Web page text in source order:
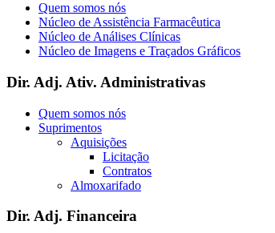
Quem somos nós
Núcleo de Assistência Farmacêutica
Núcleo de Análises Clínicas
Núcleo de Imagens e Traçados Gráficos
Dir. Adj. Ativ. Administrativas
Quem somos nós
Suprimentos
Aquisições
Licitação
Contratos
Almoxarifado
Dir. Adj. Financeira